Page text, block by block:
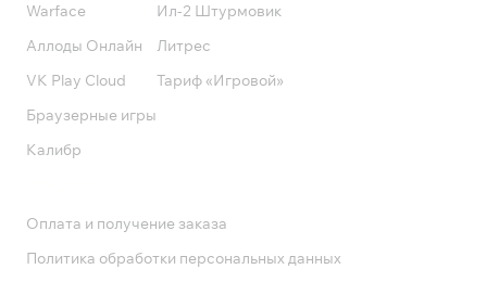
Warface
Аллоды Онлайн
VK Play Cloud
Браузерные игры
Калибр
Ил-2 Штурмовик
Литрес
Тариф «Игровой»
Оплата и получение заказа
Политика обработки персональных данных